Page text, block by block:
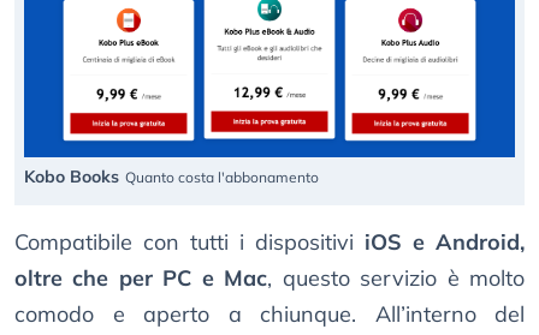
Kobo Books Quanto costa l'abbonamento
Compatibile con tutti i dispositivi iOS e Android,
oltre che per PC e Mac, questo servizio è molto
comodo e aperto a chiunque. All’interno del